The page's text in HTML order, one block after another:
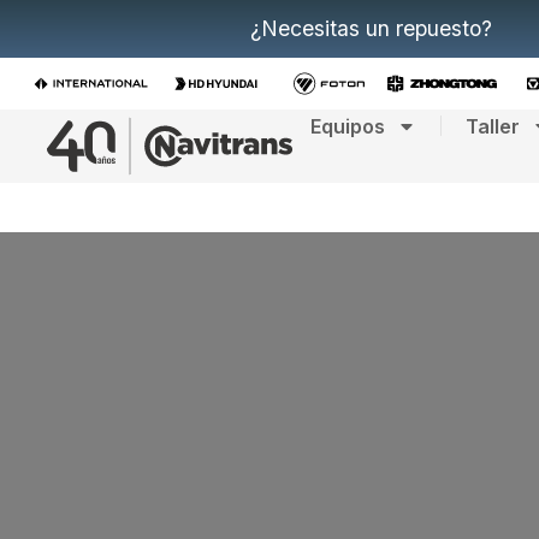
¿Necesitas un repuesto?
Equipos Taller